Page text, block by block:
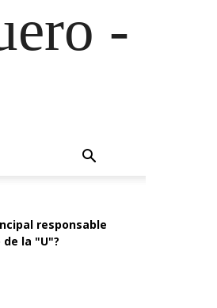
-
responsable
la "U"?